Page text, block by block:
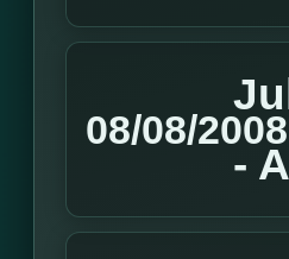
08/08/2008
-